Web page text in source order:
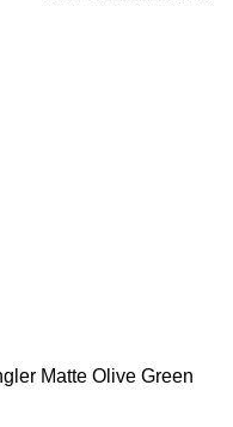
Matte Olive Green